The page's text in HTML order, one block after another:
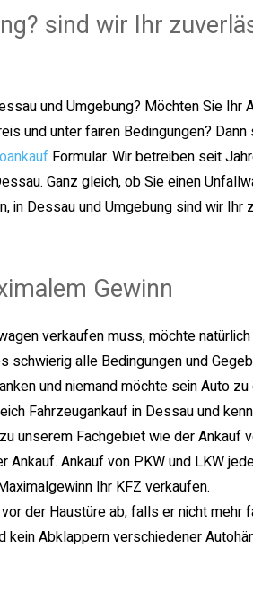
sind wir Ihr
und Umgebung? Möchten Sie Ihr
und unter fairen Bedingungen? Dann
Formular. Wir betreiben seit
Ganz gleich, ob Sie einen
in Dessau und Umgebung sind wir Ihr
Gewinn
verkaufen muss, möchte
alle Bedingungen und
und niemand möchte sein Auto
Fahrzeugankauf in Dessau und
unserem Fachgebiet wie der Ankauf
Ankauf. Ankauf von PKW und LKW
Ihr KFZ verkaufen.
der Haustüre ab, falls er nicht mehr
kein Abklappern verschiedener